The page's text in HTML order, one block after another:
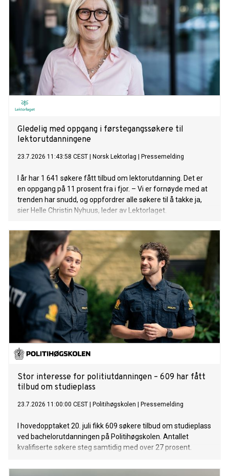
Gledelig med oppgang i førstegangssøkere til
lektorutdanningene
23.7.2026 11:43:58 CEST Norsk Lektorlag Pressemelding
I år har 1 641 søkere fått tilbud om lektorutdanning. Det er
en oppgang på 11 prosent fra i fjor. – Vi er fornøyde med at
trenden har snudd, og oppfordrer alle søkere til å takke ja,
sier Helle Christin Nyhuus, leder av Lektorlaget.
Stor interesse for politiutdanningen – 609 har fått
tilbud om studieplass
23.7.2026 11:00:00 CEST Politihøgskolen Pressemelding
I hovedopptaket 20. juli fikk 609 søkere tilbud om studieplass
ved bachelorutdanningen på Politihøgskolen. Antallet
kvalifiserte søkere steg samtidig med over 27 prosent.